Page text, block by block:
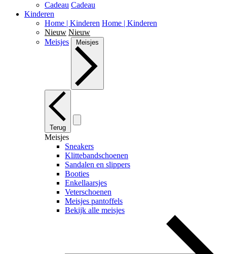
Cadeau Cadeau
Kinderen
Home | Kinderen Home | Kinderen
Nieuw Nieuw
Meisjes
Meisjes
Terug
Meisjes
Sneakers
Klittebandschoenen
Sandalen en slippers
Booties
Enkellaarsjes
Veterschoenen
Meisjes pantoffels
Bekijk alle meisjes